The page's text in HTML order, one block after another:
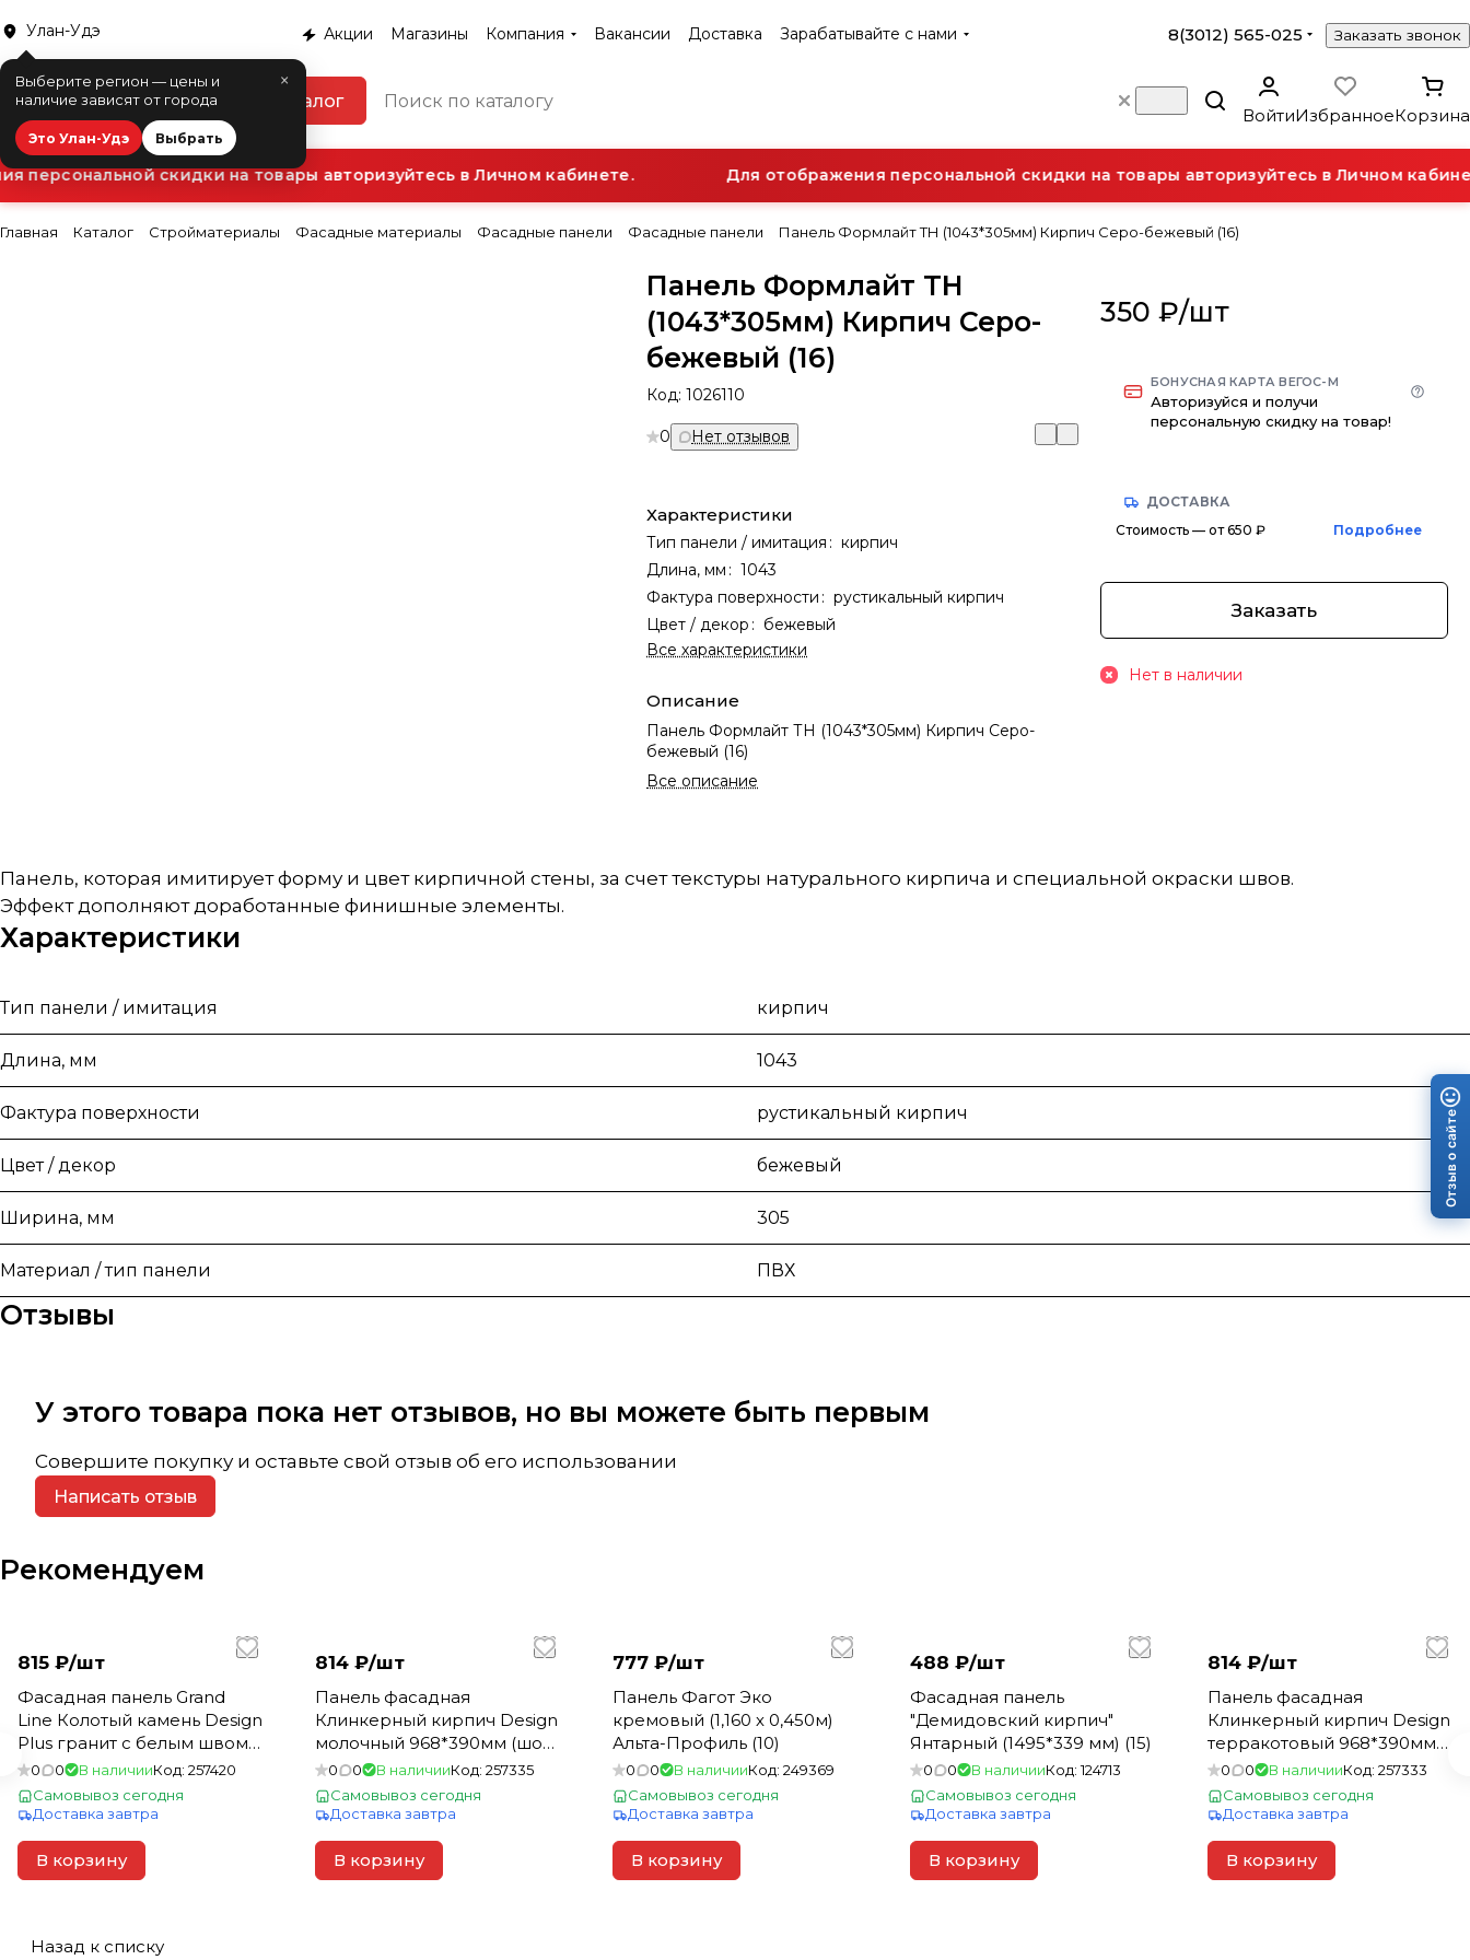
Улан-Удэ
×
Выберите регион — цены и
наличие зависят от города
Это Улан-Удэ Выбрать
Акции Магазины Компания Вакансии Доставка Зарабатывайте с нами 8(3012) 565-025 Заказать звонок
Каталог
ВойтиИзбранноеКорзина
персональной скидки на товары авторизуйтесь в Личном кабинете. Для отображения персональной скидки на товары авторизуйтесь в Личном
Главная Каталог Стройматериалы Фасадные материалы Фасадные панели Фасадные панели Панель Формлайт ТН (1043*305мм) Кирпич Серо-бежевый (16)
Панель Формлайт ТН
(1043*305мм) Кирпич Серо-
бежевый (16)
Код:1026110
0 Нет отзывов
Характеристики
Тип панели / имитация : кирпич
Длина, мм : 1043
Фактура поверхности : рустикальный кирпич
Цвет / декор : бежевый
Все характеристики
Описание
Панель Формлайт ТН (1043*305мм) Кирпич Серо-
бежевый (16)
Все описание
350 ₽/шт
БОНУСНАЯ КАРТА ВЕГОС-М
Авторизуйся и получи
персональную скидку на товар!
ДОСТАВКА
Стоимость — от 650 ₽
Подробнее
Заказать
Нет в наличии
Панель, которая имитирует форму и цвет кирпичной стены, за счет текстуры натурального кирпича и специальной окраски швов.
Эффект дополняют доработанные финишные элементы.
Характеристики
Тип панели / имитация кирпич
Длина, мм 1043
Фактура поверхности рустикальный кирпич
Цвет / декор бежевый
Ширина, мм 305
Материал / тип панели ПВХ
Отзывы
У этого товара пока нет отзывов, но вы можете быть первым
Совершите покупку и оставьте свой отзыв об его использовании
Написать отзыв
Рекомендуем
815 ₽/шт
Фасадная панель Grand
Line Колотый камень Design
Plus гранит с белым швом
(0,392*0,992) (10)
0 0 В наличииКод: 257420
Самовывоз сегодня
Доставка завтра
В корзину
814 ₽/шт
Панель фасадная
Клинкерный кирпич Design
молочный 968*390мм (шов
RAL 7006) (10)
0 0 В наличииКод: 257335
Самовывоз сегодня
Доставка завтра
В корзину
777 ₽/шт
Панель Фагот Эко
кремовый (1,160 х 0,450м)
Альта-Профиль (10)
0 0 В наличииКод: 249369
Самовывоз сегодня
Доставка завтра
В корзину
488 ₽/шт
Фасадная панель
"Демидовский кирпич"
Янтарный (1495*339 мм) (15)
0 0 В наличииКод:124713
Самовывоз сегодня
Доставка завтра
В корзину
814 ₽/шт
Панель фасадная
Клинкерный кирпич Design
терракотовый 968*390мм
(шов RAL 7006) (10)
0 0 В наличииКод: 257333
Самовывоз сегодня
Доставка завтра
В корзину
Назад к списку
Отзыв о сайте